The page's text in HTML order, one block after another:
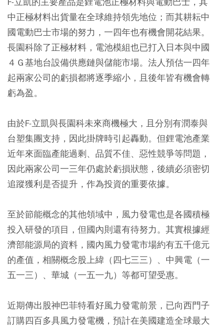
中正極材料出貨量在全球維持領先地位；而其耕耘中
國電動巴士市場的努力，一四年也有機會開花結果。
長園科除了正極材料，電池模組也已打入日本與中國
４Ｇ基地台設備供應鏈與儲能市場。法人預估一四年
起兩家公司的虧損都將逐季縮小，且後年皆有機會轉
虧為盈。
由於F-立凱與長園科未來商機極大，且分別有潤泰與
台塑集團支持，因此掛牌時引起轟動。但鋰電池產業
近年來面臨產能過剩、品質不佳、惡性競爭等問題，
因此兩家公司一三年仍處於虧損狀態，後續必須密切
追蹤獲利是否提升，作為投資的重要依據。
至於節能概念的其他領域中，風力發電也是各國積極
投入研發的項目，但國內則還有待努力。其實根據經
濟部能源局的資料，國內風力發電市場約有五千億元
的產值，相關概念股上緯（四七三三）、中興電（一
五一三）、華城（一五一九）等都可望受惠。
近期傳出股神巴菲特看好風力發電前景，已向西門子
訂購四百多具風力發電機，預計在美國建造全球最大